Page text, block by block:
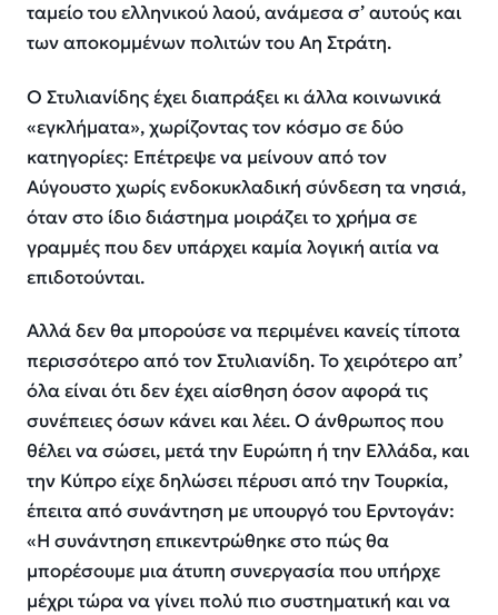
ταμείο του ελληνικού λαού, ανάμεσα σ’ αυτούς και
των αποκομμένων πολιτών του Αη Στράτη.
Ο Στυλιανίδης έχει διαπράξει κι άλλα κοινωνικά
«εγκλήματα», χωρίζοντας τον κόσμο σε δύο
κατηγορίες: Επέτρεψε να μείνουν από τον
Αύγουστο χωρίς ενδοκυκλαδική σύνδεση τα νησιά,
όταν στο ίδιο διάστημα μοιράζει το χρήμα σε
γραμμές που δεν υπάρχει καμία λογική αιτία να
επιδοτούνται.
Αλλά δεν θα μπορούσε να περιμένει κανείς τίποτα
περισσότερο από τον Στυλιανίδη. Το χειρότερο απ’
όλα είναι ότι δεν έχει αίσθηση όσον αφορά τις
συνέπειες όσων κάνει και λέει. Ο άνθρωπος που
θέλει να σώσει, μετά την Ευρώπη ή την Ελλάδα, και
την Κύπρο είχε δηλώσει πέρυσι από την Τουρκία,
έπειτα από συνάντηση με υπουργό του Ερντογάν:
«Η συνάντηση επικεντρώθηκε στο πώς θα
μπορέσουμε μια άτυπη συνεργασία που υπήρχε
μέχρι τώρα να γίνει πολύ πιο συστηματική και να